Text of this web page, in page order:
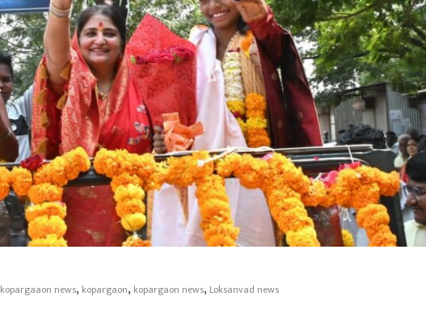
kopargaaon news, kopargaon, kopargaon news, Loksanvad news